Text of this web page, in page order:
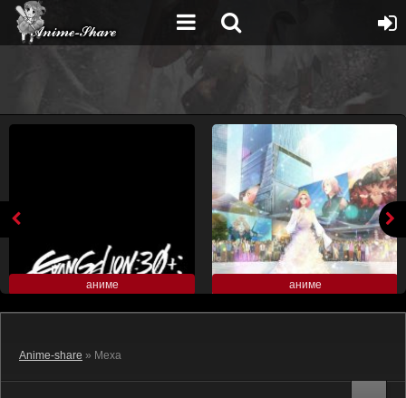
аниме аниме
Anime-share » Меха